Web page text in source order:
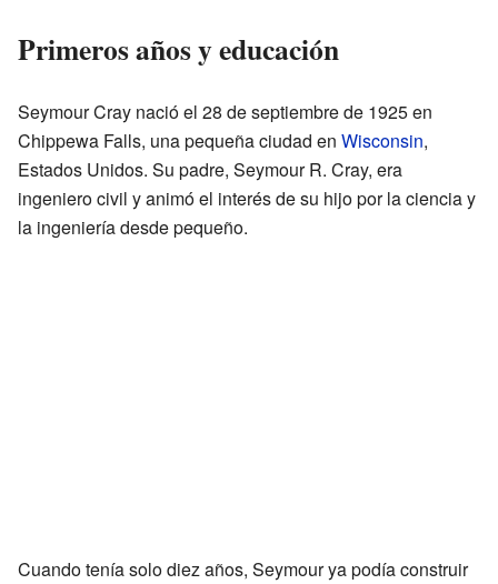
Primeros años y educación
Seymour Cray nació el 28 de septiembre de 1925 en
Chippewa Falls, una pequeña ciudad en Wisconsin,
Estados Unidos. Su padre, Seymour R. Cray, era
ingeniero civil y animó el interés de su hijo por la ciencia y
la ingeniería desde pequeño.
Cuando tenía solo diez años, Seymour ya podía construir